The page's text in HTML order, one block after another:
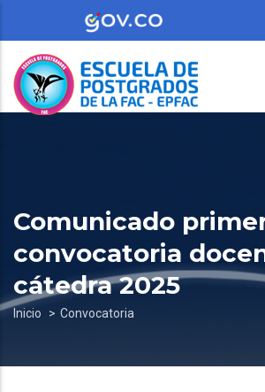
contenido
principal
Comunicado
convocatoria
cátedra 2025
Sobrescribir
de
Inicio Convocatoria